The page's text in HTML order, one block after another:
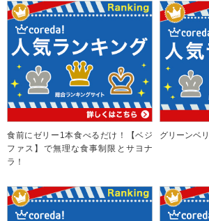
食前にゼリー1本食べるだけ！【ベジ
ファス】で無理な食事制限とサヨナ
ラ！
グリーンベ